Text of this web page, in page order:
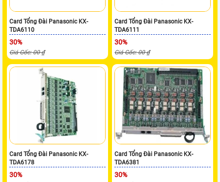
Card Tổng Đài Panasonic KX-
TDA6110
30%
Giá Gốc: 00 ₫
Card Tổng Đài Panasonic KX-
TDA6111
30%
Giá Gốc: 00 ₫
Card Tổng Đài Panasonic KX-
TDA6178
30%
Card Tổng Đài Panasonic KX-
TDA6381
30%